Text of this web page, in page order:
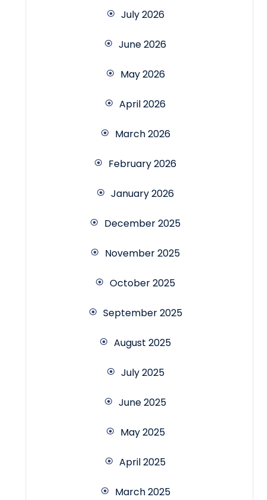
July 2026
June 2026
May 2026
April 2026
March 2026
February 2026
January 2026
December 2025
November 2025
October 2025
September 2025
August 2025
July 2025
June 2025
May 2025
April 2025
March 2025